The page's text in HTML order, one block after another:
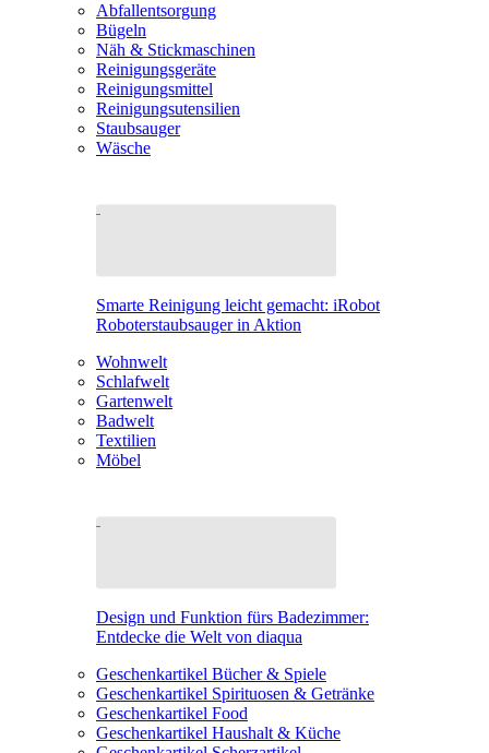
Abfallentsorgung
Bügeln
Näh & Stickmaschinen
Reinigungsgeräte
Reinigungsmittel
Reinigungsutensilien
Staubsauger
Wäsche
Smarte Reinigung leicht gemacht: iRobot
Roboterstaubsauger in Aktion
Wohnwelt
Schlafwelt
Gartenwelt
Badwelt
Textilien
Möbel
Design und Funktion fürs Badezimmer:
Entdecke die Welt von diaqua
Geschenkartikel Bücher & Spiele
Geschenkartikel Spirituosen & Getränke
Geschenkartikel Food
Geschenkartikel Haushalt & Küche